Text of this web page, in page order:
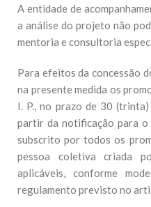
A entidade de
a análise do projeto não
mentoria e consultoria
Para efeitos da concessão
na presente medida os
I. P., no prazo de 30
partir da notificação para
subscrito por todos os
pessoa coletiva criada
aplicáveis, conforme
regulamento previsto no